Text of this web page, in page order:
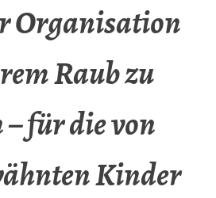
Organisation
Raub zu
für die von
Kinder